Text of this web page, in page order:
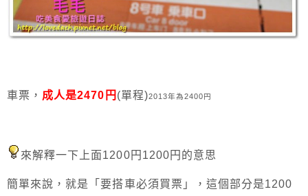
車票， 成人是2470円 (單程)2013年為2400円
來解釋一下上面1200円1200円的意思
簡單來說，就是「要搭車必須買票」，這個部分是1200